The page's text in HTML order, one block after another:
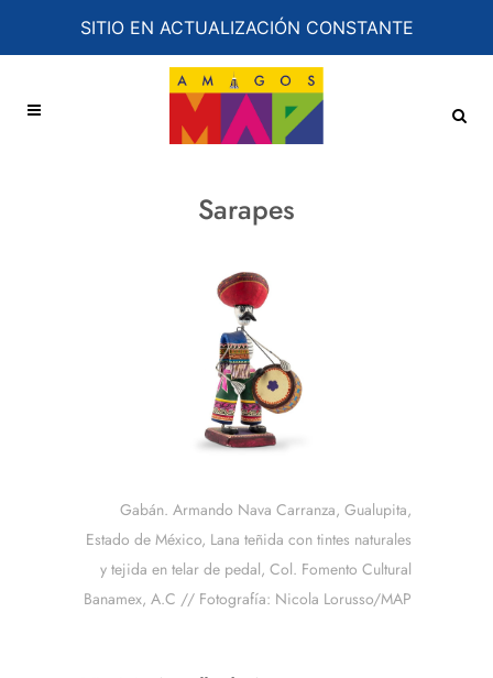
SITIO EN ACTUALIZACIÓN CONSTANTE
Sarapes
Gabán. Armando Nava Carranza, Gualupita,
Estado de México, Lana teñida con tintes naturales
y tejida en telar de pedal, Col. Fomento Cultural
Banamex, A.C // Fotografía: Nicola Lorusso/MAP